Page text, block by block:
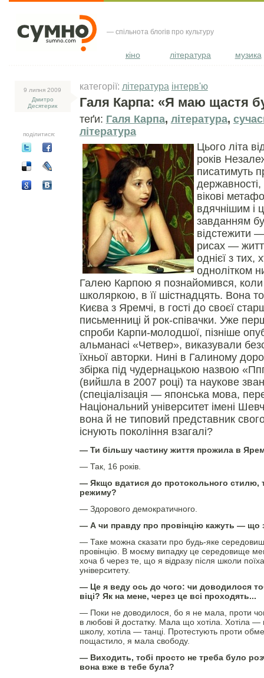
— спільнота блогів про культуру
кіно література музика
9 липня 2009
Дмитро
Десятерик
поділитися:
категорії: література інтерв'ю
Галя Карпа: «Я маю щастя
теґи: Галя Карпа, література,
література
Цього літа
років
писатимуть
державності,
вікові
вдячнішим і
завданням
відстежити
рисах —
однієї з тих,
однолітком
Галею Карпою я познайомився,
школяркою, в її шістнадцять. Вона
Києва з Яремчі, в гості до своєї
письменниці й рок-співачки. Уже
спроби Карпи-молодшої, пізніше
альманасі «Четвер», виказували
їхньої авторки. Нині в Галиному
збірка під чудернацькою назвою
(вийшла в 2007 році) та наукове
(спеціалізація — японська мова,
Національний університет імені
вона й не типовий представник
існують покоління взагалі?
— Ти більшу частину життя прожила в
— Так, 16 років.
— Якщо вдатися до протокольного стилю,
режиму?
— Здорового демократичного.
— А чи правду про провінцію кажуть — що
— Таке можна сказати про будь-яке
провінцію. В моєму випадку це середовище
хоча б через те, що я відразу після школи
університету.
— Це я веду ось до чого: чи доводилося
віці? Як на мене, через це всі проходять...
— Поки не доводилося, бо я не мала, проти
в любові й достатку. Мала що хотіла. Хотіла —
школу, хотіла — танці. Протестують проти
пощастило, я мала свободу.
— Виходить, тобі просто не треба було
вона вже в тебе була?